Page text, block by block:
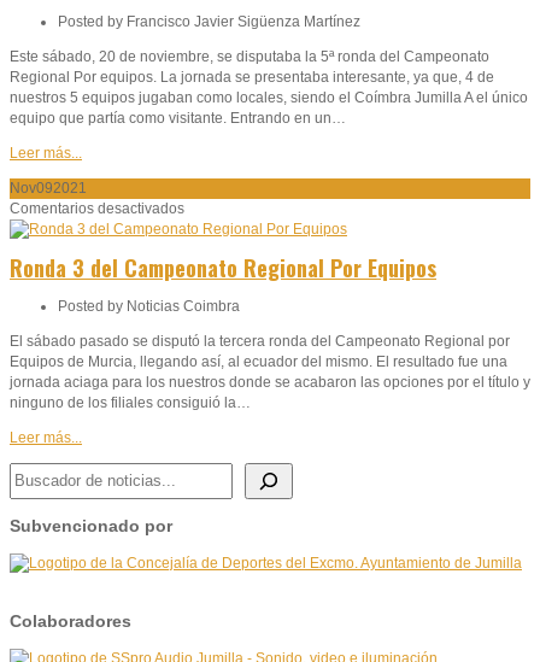
de
por
Equipos
2021
Posted by Francisco Javier Sigüenza Martínez
Este sábado, 20 de noviembre, se disputaba la 5ª ronda del Campeonato
Regional Por equipos. La jornada se presentaba interesante, ya que, 4 de
nuestros 5 equipos jugaban como locales, siendo el Coímbra Jumilla A el único
equipo que partía como visitante. Entrando en un…
Leer más...
Nov092021
Comentarios desactivadosen
Ronda
del
Regional
Equipos
Ronda 3 del Campeonato Regional Por Equipos
Posted by Noticias Coimbra
El sábado pasado se disputó la tercera ronda del Campeonato Regional por
Equipos de Murcia, llegando así, al ecuador del mismo. El resultado fue una
jornada aciaga para los nuestros donde se acabaron las opciones por el título y
ninguno de los filiales consiguió la…
Leer más...
BUSCADOR DE NOTICIAS
Subvencionado por
Colaboradores